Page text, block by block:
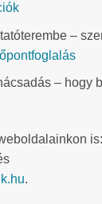
–
– hogy
is:
.